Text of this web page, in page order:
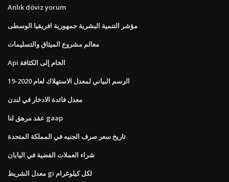
Anlık döviz yorum
مؤشر التنمية البشرية جمهورية افريقيا الوسطى
معالم مشروع الميثاق والتسليمات
Api الخام إلى الكثافة
الرسم البياني لمعدل الاستهلاك لعام 2020-19
معدل فائدة الادخار في لندن
عقد مرهق لنا gaap
تاريخ سعر صرف الجنيه في المملكة المتحدة
شراء العملات الفضية في اليابان
معدل الشريط gi لكل كيلوغرام